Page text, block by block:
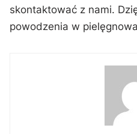
skontaktować z nami.
powodzenia w